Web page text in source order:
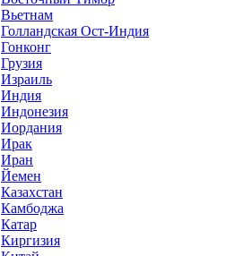
Вьетнам
Голландская Ост-Индия
Гонконг
Грузия
Израиль
Индия
Индонезия
Иордания
Ирак
Иран
Йемен
Казахстан
Камбоджа
Катар
Киргизия